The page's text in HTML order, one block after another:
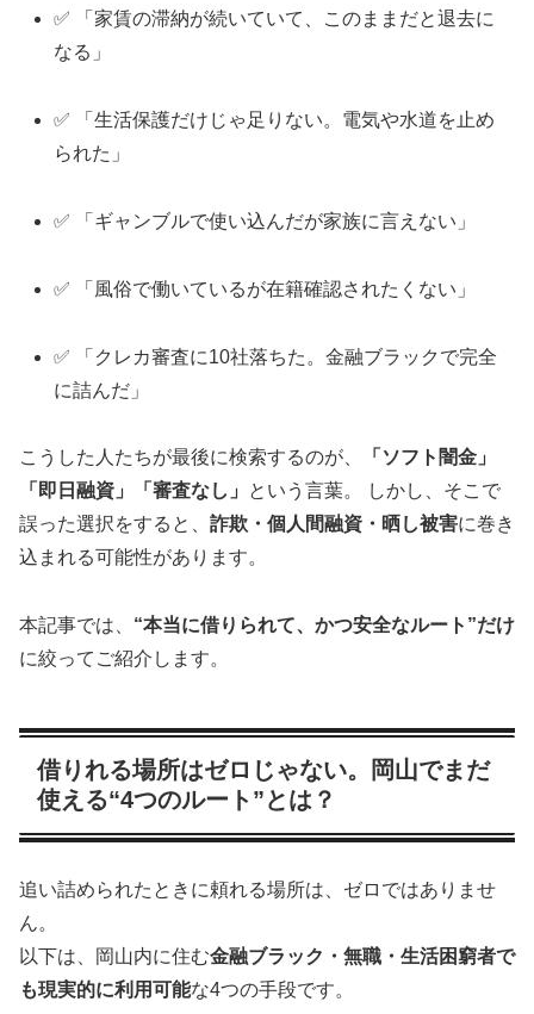
✅ 「家賃の滞納が続いていて、このままだと退去に
なる」
✅ 「生活保護だけじゃ足りない。電気や水道を止め
られた」
✅ 「ギャンブルで使い込んだが家族に言えない」
✅ 「風俗で働いているが在籍確認されたくない」
✅ 「クレカ審査に10社落ちた。金融ブラックで完全
に詰んだ」
こうした人たちが最後に検索するのが、
「ソフト闇金」
「即日融資」「審査なし」
という言葉。 しかし、そこで
誤った選択をすると、 詐欺・個人間融資・晒し被害に巻き
込まれる可能性があります。
本記事では、 “本当に借りられて、かつ安全なルート”だけ
に絞ってご紹介します。
借りれる場所はゼロじゃない。岡山でまだ
使える“4つのルート”とは？
追い詰められたときに頼れる場所は、ゼロではありませ
ん。
以下は、岡山内に住む金融ブラック・無職・生活困窮者で
も現実的に利用可能な4つの手段です。